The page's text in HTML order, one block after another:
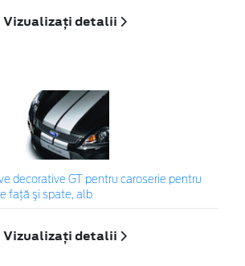
Vizualizați detalii
decorative GT pentru caroserie pentru
faţă şi spate, alb
Vizualizați detalii